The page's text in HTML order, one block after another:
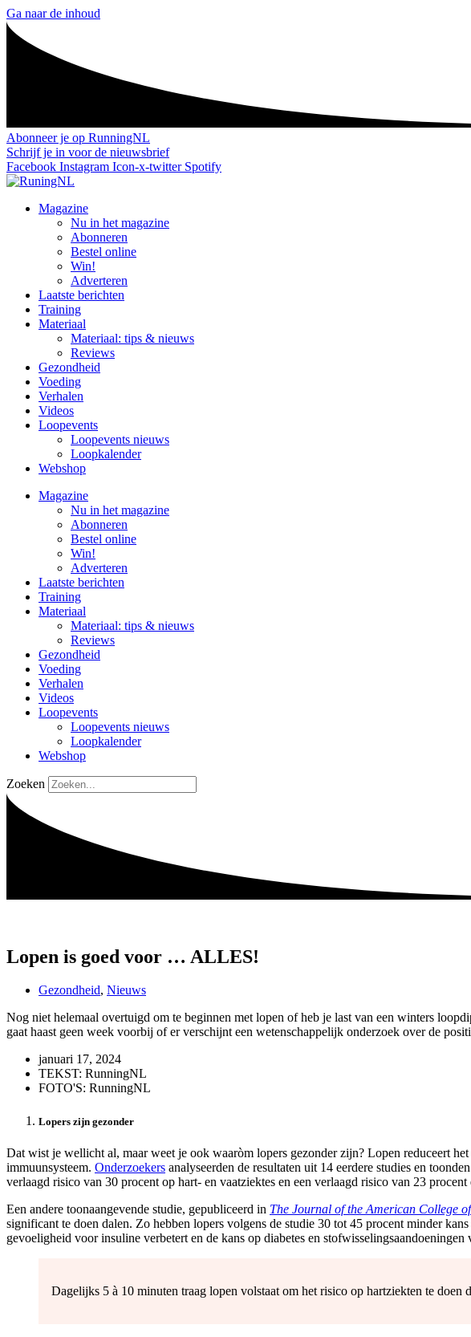
Ga naar de inhoud
Abonneer je op RunningNL
Schrijf je in voor de nieuwsbrief
Facebook Instagram Icon-x-twitter Spotify
Magazine
Nu in het magazine
Abonneren
Bestel online
Win!
Adverteren
Laatste berichten
Training
Materiaal
Materiaal: tips & nieuws
Reviews
Gezondheid
Voeding
Verhalen
Videos
Loopevents
Loopevents nieuws
Loopkalender
Webshop
Magazine
Nu in het magazine
Abonneren
Bestel online
Win!
Adverteren
Laatste berichten
Training
Materiaal
Materiaal: tips & nieuws
Reviews
Gezondheid
Voeding
Verhalen
Videos
Loopevents
Loopevents nieuws
Loopkalender
Webshop
Zoeken
Lopen is goed voor … ALLES!
Gezondheid, Nieuws
Nog niet helemaal overtuigd om te beginnen met lopen of heb je last van een winters
gaat haast geen week voorbij of er verschijnt een wetenschappelijk onderzoek over de
januari 17, 2024
TEKST: RunningNL
FOTO'S: RunningNL
Lopers zijn gezonder
Dat wist je wellicht al, maar weet je ook waaròm lopers gezonder zijn? Lopen reduceert
immuunsysteem. Onderzoekers analyseerden de resultaten uit 14 eerdere studies en
verlaagd risico van 30 procent op hart- en vaatziektes en een verlaagd risico van 23 procent
Een andere toonaangevende studie, gepubliceerd in The Journal of the American College
significant te doen dalen. Zo hebben lopers volgens de studie 30 tot 45 procent minder
gevoeligheid voor insuline verbetert en de kans op diabetes en
Dagelijks 5 à 10 minuten traag lopen volstaat om het risico op hartziekten te doen